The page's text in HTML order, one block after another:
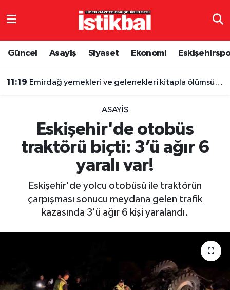
Güncel Asayiş Siyaset Ekonomi
11:19 Emirdağ yemekleri ve gelenekleri kitapla ölümsüzleşti
ASAYIŞ
Eskişehir'de otobüs
traktörü biçti: 3’ü ağır 6
yaralı var!
Eskişehir'de yolcu otobüsü ile traktörün
çarpışması sonucu meydana gelen trafik
kazasında 3'ü ağır 6 kişi yaralandı.
Eskişehirspor
Spor
Ekonomi
Resmi ilanlar
Eskişehir Nöbetçi Eczaneler
TFF 3.Lig 4.Grup Puan Durumu ve Fikstür
Tüm Manşetler
Son Dakika Haberleri